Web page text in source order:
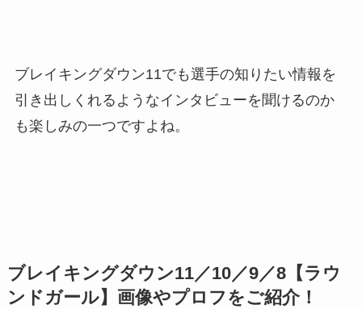
ブレイキングダウン11でも選手の知りたい情報を
引き出しくれるようなインタビューを聞けるのか
も楽しみの一つですよね。
ブレイキングダウン11／10／9／8【ラウ
ンドガール】画像やプロフをご紹介！